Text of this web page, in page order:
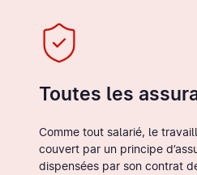
Toutes les
Comme tout salarié, le
couvert par un principe
dispensées par son contrat